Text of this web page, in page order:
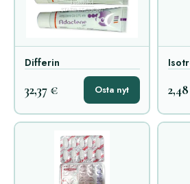
Differin
32,37 € Osta nyt